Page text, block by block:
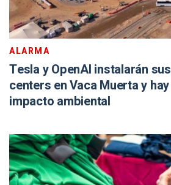
ALARMA
Tesla y OpenAI instalarán
centers en Vaca Muerta y
impacto ambiental